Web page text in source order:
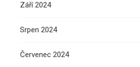
Září 2024
Srpen 2024
Červenec 2024